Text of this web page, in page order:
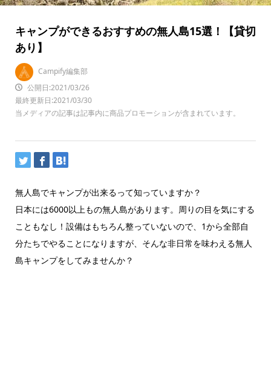
キャンプができるおすすめの無人島15選！【貸切
あり】
Campify編集部
公開日:2021/03/26
最終更新日:2021/03/30
当メディアの記事は記事内に商品プロモーションが含まれています。
無人島でキャンプが出来るって知っていますか？
日本には6000以上もの無人島があります。周りの目を気にする
こともなし！設備はもちろん整っていないので、1から全部自
分たちでやることになりますが、そんな非日常を味わえる無人
島キャンプをしてみませんか？